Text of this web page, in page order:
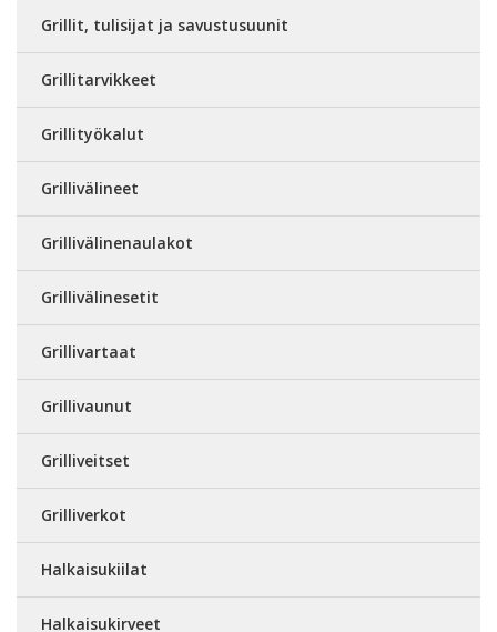
Grillit, tulisijat ja savustusuunit
Grillitarvikkeet
Grillityökalut
Grillivälineet
Grillivälinenaulakot
Grillivälinesetit
Grillivartaat
Grillivaunut
Grilliveitset
Grilliverkot
Halkaisukiilat
Halkaisukirveet